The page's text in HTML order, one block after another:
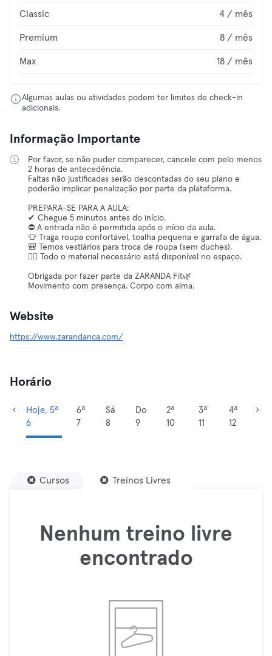
Classic 4 / mês
Premium 8 / mês
Max 18 / mês
Algumas aulas ou atividades podem ter limites de check-in
adicionais.
Informação Importante
Por favor, se não puder comparecer, cancele com pelo menos
2 horas de antecedência.
Faltas não justificadas serão descontadas do seu plano e
poderão implicar penalização por parte da plataforma.
PREPARA-SE PARA A AULA:
✔ Chegue 5 minutos antes do início.
⛔ A entrada não é permitida após o início da aula.
👕 Traga roupa confortável, toalha pequena e garrafa de água.
🎒 Temos vestiários para troca de roupa (sem duches).
🧘‍♀️ Todo o material necessário está disponível no espaço.
Obrigada por fazer parte da ZARANDA Fit🌿
Movimento com presença. Corpo com alma.
Website
https://www.zarandanca.com/
Horário
Hoje, 5ª
6
6ª
7
Sá
8
Do
9
2ª
10
3ª
11
4ª
12
Cursos Treinos Livres
Nenhum treino livre
encontrado